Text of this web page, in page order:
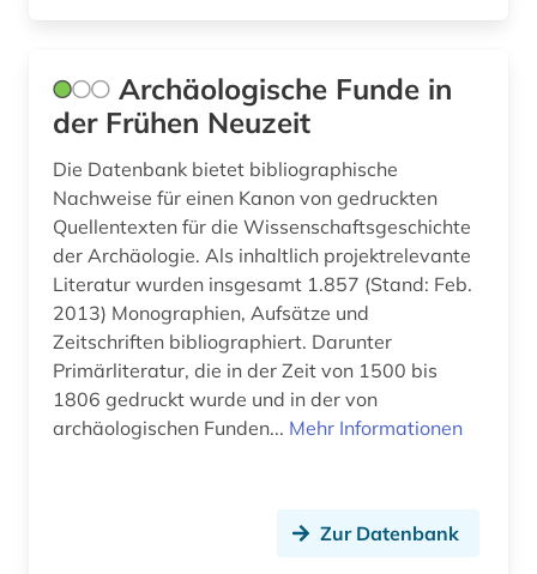
mishnah (1)
mittelalter (6)
mittelalterstudien (1)
mittlerer osten (2)
moderne sprachen (2)
moesia inferior (1)
mongolei (1)
Archäologische Funde in
der Frühen Neuzeit
Die Datenbank bietet bibliographische
Nachweise für einen Kanon von gedruckten
Quellentexten für die Wissenschaftsgeschichte
der Archäologie. Als inhaltlich projektrelevante
Literatur wurden insgesamt 1.857 (Stand: Feb.
2013) Monographien, Aufsätze und
Zeitschriften bibliographiert. Darunter
Primärliteratur, die in der Zeit von 1500 bis
1806 gedruckt wurde und in der von
archäologischen Funden... Mehr Informationen
Zur Datenbank